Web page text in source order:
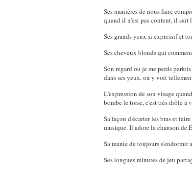
Ses manières de nous faire
quand il n'est pas content, il sait
Ses grands yeux si expressif et
Ses cheveux blonds qui
Son regard ou je me perds
dans ses yeux, on y voit
L'expression de son visage
bombe le torse, c'est très drôle à
Sa façon d'écarter les bras et
musique. Il adore la chanson de
Sa manie de toujours s'endormir
Ses longues minutes de jeu